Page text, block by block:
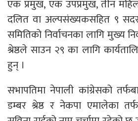
एक प्रमुख, एक उपप्रमुख, तीन
दलित वा अल्पसंख्यकसहित ९
समितिको निर्वाचनका लागि मुख्य
श्रेष्ठले साउन २९ का लागि
हुन् ।
सभापतिमा नेपाली कांग्रेसको
डम्बर श्रेष्ठ र नेकपा एमालेका